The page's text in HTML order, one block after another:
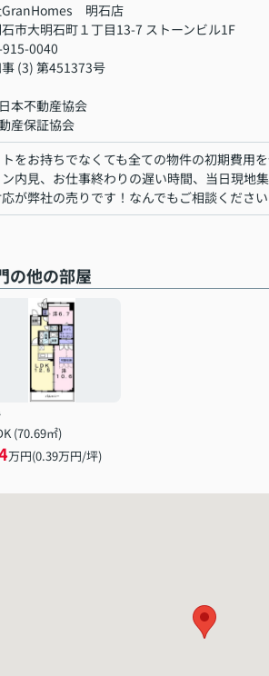
GranHomes 明石店
市大明石町１丁目13-7 ストーンビル1F
0040
(3) 第451373号
本不動産協会
産保証協会
をお持ちでなくても全ての物件の初期費用
内見、お仕事終わりの遅い時間、当日現地
が弊社の売りです！なんでもご相談ください
の他の部屋
(70.69㎡)
万円(0.39万円/坪)